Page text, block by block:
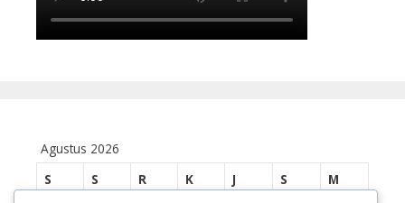
Agustus 2026
S
S R K J S
M